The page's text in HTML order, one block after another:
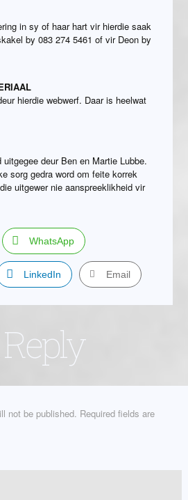
in sy of haar hart vir hierdie saak
by 083 274 5461 of vir Deon by
hierdie webwerf. Daar is heelwat
uitgegee deur Ben en Martie Lubbe.
sorg gedra word om feite korrek
uitgewer nie aanspreeklikheid vir
WhatsApp
LinkedIn Email
not be published. Required fields are